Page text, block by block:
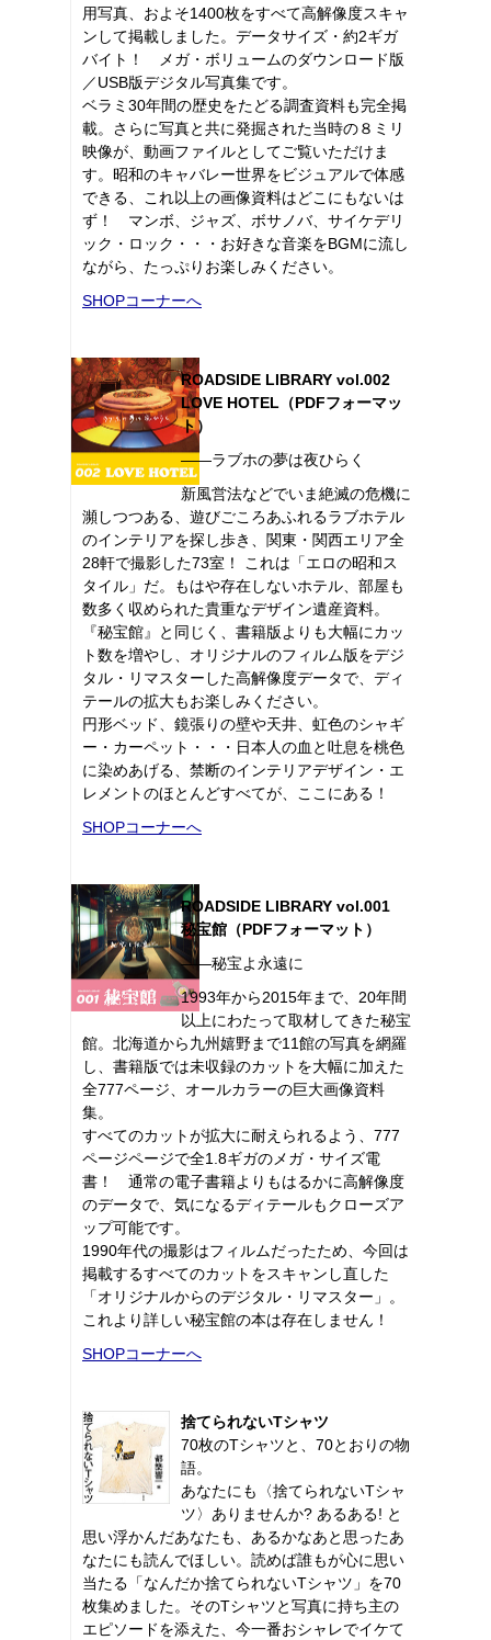
用写真、およそ1400枚をすべて高解像度スキャ
ンして掲載しました。データサイズ・約2ギガ
バイト！ メガ・ボリュームのダウンロード版
／USB版デジタル写真集です。
ベラミ30年間の歴史をたどる調査資料も完全掲
載。さらに写真と共に発掘された当時の８ミリ
映像が、動画ファイルとしてご覧いただけま
す。昭和のキャバレー世界をビジュアルで体感
できる、これ以上の画像資料はどこにもないは
ず！ マンボ、ジャズ、ボサノバ、サイケデリ
ック・ロック・・・お好きな音楽をBGMに流し
ながら、たっぷりお楽しみください。
SHOPコーナーへ
ROADSIDE LIBRARY vol.002
LOVE HOTEL（PDFフォーマッ
ト）
――ラブホの夢は夜ひらく
新風営法などでいま絶滅の危機に
瀕しつつある、遊びごころあふれるラブホテル
のインテリアを探し歩き、関東・関西エリア全
28軒で撮影した73室！ これは「エロの昭和ス
タイル」だ。もはや存在しないホテル、部屋も
数多く収められた貴重なデザイン遺産資料。
『秘宝館』と同じく、書籍版よりも大幅にカッ
ト数を増やし、オリジナルのフィルム版をデジ
タル・リマスターした高解像度データで、ディ
テールの拡大もお楽しみください。
円形ベッド、鏡張りの壁や天井、虹色のシャギ
ー・カーペット・・・日本人の血と吐息を桃色
に染めあげる、禁断のインテリアデザイン・エ
レメントのほとんどすべてが、ここにある！
SHOPコーナーへ
ROADSIDE LIBRARY vol.001
秘宝館（PDFフォーマット）
――秘宝よ永遠に
1993年から2015年まで、20年間
以上にわたって取材してきた秘宝
館。北海道から九州嬉野まで11館の写真を網羅
し、書籍版では未収録のカットを大幅に加えた
全777ページ、オールカラーの巨大画像資料
集。
すべてのカットが拡大に耐えられるよう、777
ページページで全1.8ギガのメガ・サイズ電
書！ 通常の電子書籍よりもはるかに高解像度
のデータで、気になるディテールもクローズア
ップ可能です。
1990年代の撮影はフィルムだったため、今回は
掲載するすべてのカットをスキャンし直した
「オリジナルからのデジタル・リマスター」。
これより詳しい秘宝館の本は存在しません！
SHOPコーナーへ
捨てられないTシャツ
70枚のTシャツと、70とおりの物
語。
あなたにも〈捨てられないTシャ
ツ〉ありませんか? あるある! と
思い浮かんだあなたも、あるかなあと思ったあ
なたにも読んでほしい。読めば誰もが心に思い
当たる「なんだか捨てられないTシャツ」を70
枚集めました。そのTシャツと写真に持ち主の
エピソードを添えた、今一番おシャレでイケて